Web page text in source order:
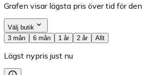
Grafen visar lägsta pris över tid för
Välj butik
3 mån
6 mån 1 år 2 år Allt
Lägst nypris just nu